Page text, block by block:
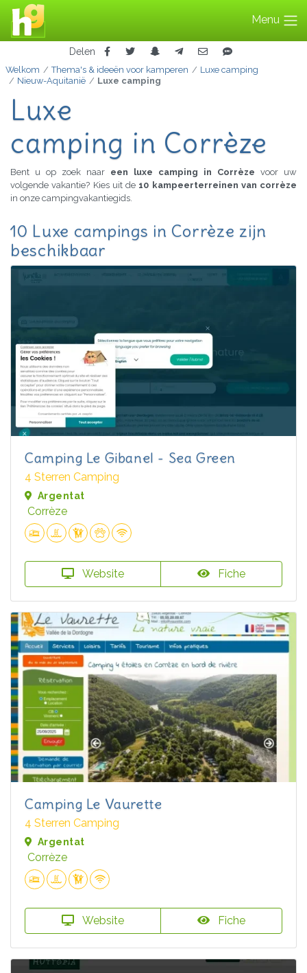
Menu
Delen
Welkom Thema's & ideeën voor kamperen
Luxe camping
Nieuw-Aquitanië
Luxe camping
Luxe
camping in Corrèze
Bent u op zoek naar een luxe camping in Corrèze voor uw
volgende vakantie? Kies uit de 10 kampeerterreinen van corrèze
in onze campingvakantiegids.
10 Luxe campings in Corrèze zijn
beschikbaar
Camping Le Gibanel - Sea Green
4 Sterren Camping
Argentat
Corrèze
Website Fiche
Camping Le Vaurette
4 Sterren Camping
Argentat
Corrèze
Website Fiche